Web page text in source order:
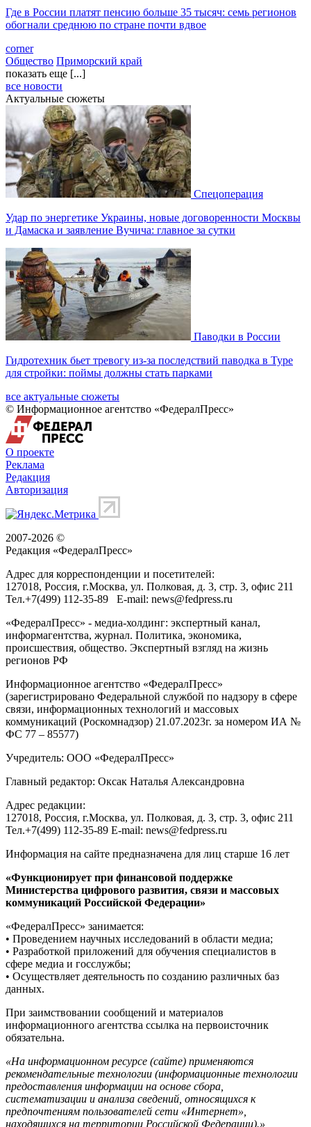
Где в России платят пенсию больше 35 тысяч: семь регионов
обогнали среднюю по стране почти вдвое
corner
Общество Приморский край
показать еще [...]
все новости
Актуальные сюжеты
Спецоперация
Удар по энергетике Украины, новые договоренности Москвы
и Дамаска и заявление Вучича: главное за сутки
Паводки в России
Гидротехник бьет тревогу из-за последствий паводка в Туре
для стройки: поймы должны стать парками
все актуальные сюжеты
© Информационное агентство «ФедералПресс»
О проекте
Реклама
Редакция
Авторизация
2007-2026 ©
Редакция «ФедералПресс»
Адрес для корреспонденции и посетителей:
127018, Россия, г.Москва, ул. Полковая, д. 3, стр. 3, офис 211
Тел.+7(499) 112-35-89 E-mail: news@fedpress.ru
«ФедералПресс» - медиа-холдинг: экспертный канал,
информагентства, журнал. Политика, экономика,
происшествия, общество. Экспертный взгляд на жизнь
регионов РФ
Информационное агентство «ФедералПресс»
(зарегистрировано Федеральной службой по надзору в сфере
связи, информационных технологий и массовых
коммуникаций (Роскомнадзор) 21.07.2023г. за номером ИА №
ФС 77 – 85577)
Учредитель: ООО «ФедералПресс»
Главный редактор: Оксак Наталья Александровна
Адрес редакции:
127018, Россия, г.Москва, ул. Полковая, д. 3, стр. 3, офис 211
Тел.+7(499) 112-35-89 E-mail: news@fedpress.ru
Информация на сайте предназначена для лиц старше 16 лет
«Функционирует при финансовой поддержке
Министерства цифрового развития, связи и массовых
коммуникаций Российской Федерации»
«ФедералПресс» занимается:
• Проведением научных исследований в области медиа;
• Разработкой приложений для обучения специалистов в
сфере медиа и госслужбы;
• Осуществляет деятельность по созданию различных баз
данных.
При заимствовании сообщений и материалов
информационного агентства ссылка на первоисточник
обязательна.
«На информационном ресурсе (сайте) применяются
рекомендательные технологии (информационные технологии
предоставления информации на основе сбора,
систематизации и анализа сведений, относящихся к
предпочтениям пользователей сети «Интернет»,
находящихся на территории Российской Федерации).»